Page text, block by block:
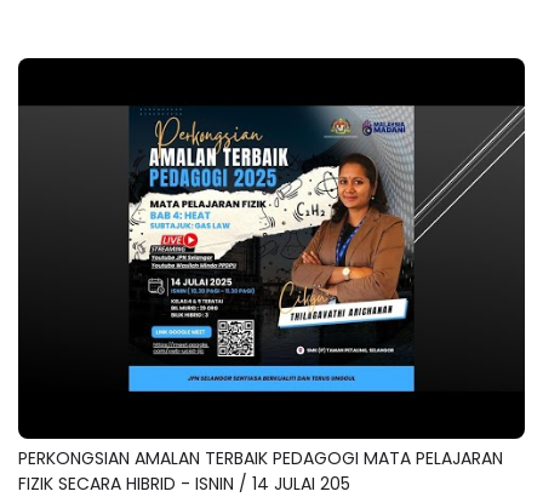
PERKONGSIAN AMALAN TERBAIK PEDAGOGI MATA PELAJARAN
FIZIK SECARA HIBRID - ISNIN / 14 JULAI 205